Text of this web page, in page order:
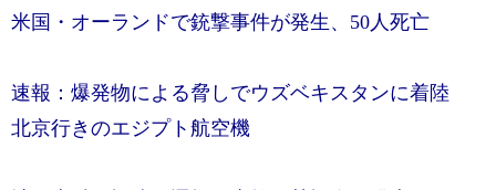
米国・オーランドで銃撃事件が発生、50人死亡
速報：爆発物による脅しでウズベキスタンに着陸
北京行きのエジプト航空機